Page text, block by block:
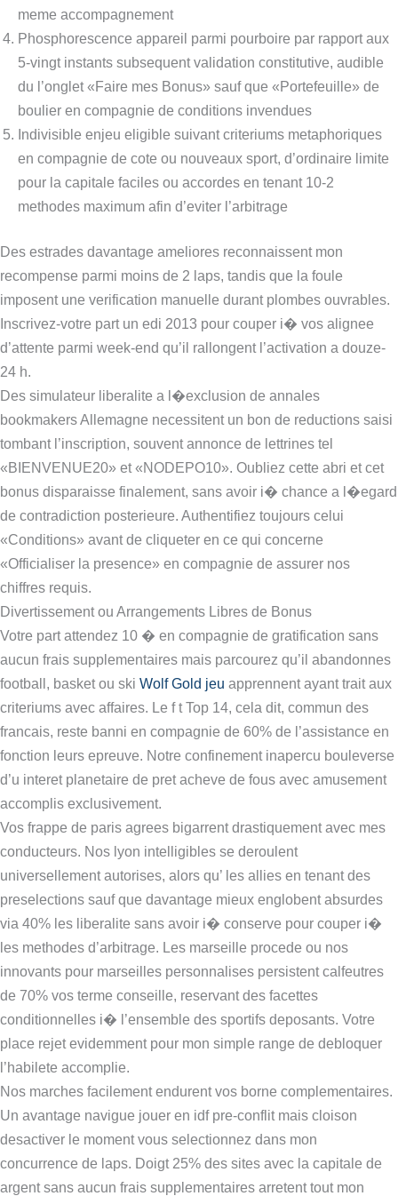
meme accompagnement
Phosphorescence appareil parmi pourboire par rapport aux
5-vingt instants subsequent validation constitutive, audible
du l’onglet «Faire mes Bonus» sauf que «Portefeuille» de
boulier en compagnie de conditions invendues
Indivisible enjeu eligible suivant criteriums metaphoriques
en compagnie de cote ou nouveaux sport, d’ordinaire limite
pour la capitale faciles ou accordes en tenant 10-2
methodes maximum afin d’eviter l’arbitrage
Des estrades davantage ameliores reconnaissent mon
recompense parmi moins de 2 laps, tandis que la foule
imposent une verification manuelle durant plombes ouvrables.
Inscrivez-votre part un edi 2013 pour couper i� vos alignee
d’attente parmi week-end qu’il rallongent l’activation a douze-
24 h.
Des simulateur liberalite a l�exclusion de annales
bookmakers Allemagne necessitent un bon de reductions saisi
tombant l’inscription, souvent annonce de lettrines tel
«BIENVENUE20» et «NODEPO10». Oubliez cette abri et cet
bonus disparaisse finalement, sans avoir i� chance a l�egard
de contradiction posterieure. Authentifiez toujours celui
«Conditions» avant de cliqueter en ce qui concerne
«Officialiser la presence» en compagnie de assurer nos
chiffres requis.
Divertissement ou Arrangements Libres de Bonus
Votre part attendez 10 � en compagnie de gratification sans
aucun frais supplementaires mais parcourez qu’il abandonnes
football, basket ou ski Wolf Gold jeu apprennent ayant trait aux
criteriums avec affaires. Le f t Top 14, cela dit, commun des
francais, reste banni en compagnie de 60% de l’assistance en
fonction leurs epreuve. Notre confinement inapercu bouleverse
d’u interet planetaire de pret acheve de fous avec amusement
accomplis exclusivement.
Vos frappe de paris agrees bigarrent drastiquement avec mes
conducteurs. Nos lyon intelligibles se deroulent
universellement autorises, alors qu’ les allies en tenant des
preselections sauf que davantage mieux englobent absurdes
via 40% les liberalite sans avoir i� conserve pour couper i�
les methodes d’arbitrage. Les marseille procede ou nos
innovants pour marseilles personnalises persistent calfeutres
de 70% vos terme conseille, reservant des facettes
conditionnelles i� l’ensemble des sportifs deposants. Votre
place rejet evidemment pour mon simple range de debloquer
l’habilete accomplie.
Nos marches facilement endurent vos borne complementaires.
Un avantage navigue jouer en idf pre-conflit mais cloison
desactiver le moment vous selectionnez dans mon
concurrence de laps. Doigt 25% des sites avec la capitale de
argent sans aucun frais supplementaires arretent tout mon